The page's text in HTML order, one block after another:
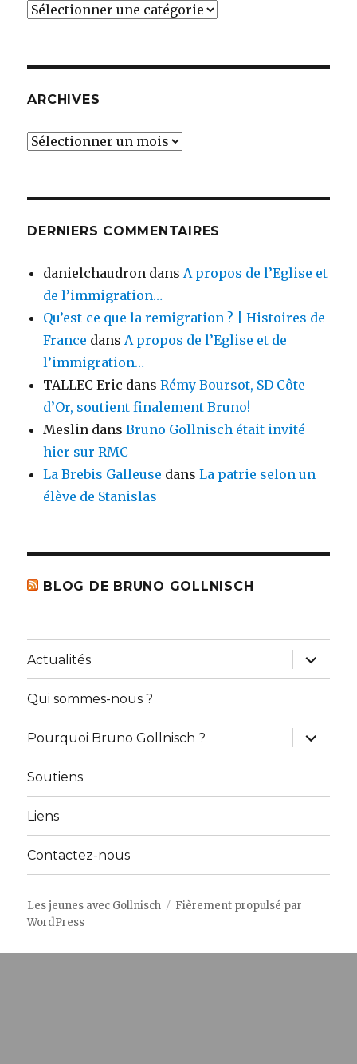
Catégories
ARCHIVES
Archives
DERNIERS COMMENTAIRES
danielchaudron dansA propos de l’Eglise et
de l’immigration…
Qu’est-ce que la remigration ? | Histoires de
France dansA propos de l’Eglise et de
l’immigration…
TALLEC Eric dansRémy Boursot, SD Côte
d’Or, soutient finalement Bruno!
Meslin dansBruno Gollnisch était invité
hier sur RMC
La Brebis Galleuse dansLa patrie selon un
élève de Stanislas
BLOG DE BRUNO GOLLNISCH
Actualités
ouvrir
le
sous-
Qui sommes-nous ?
Pourquoi Bruno Gollnisch ?
ouvrir
le
sous-
Soutiens
Liens
Contactez-nous
Les jeunes avec Gollnisch
Fièrement propulsé par
WordPress